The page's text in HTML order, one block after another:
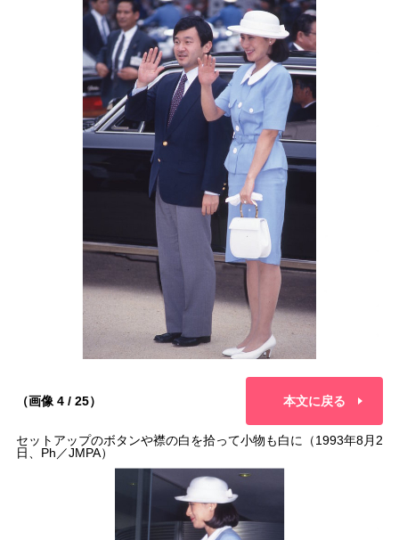
（画像 4 / 25） 本文に戻る
セットアップのボタンや襟の白を拾って小物も白に（1993年8月2
日、Ph／JMPA）